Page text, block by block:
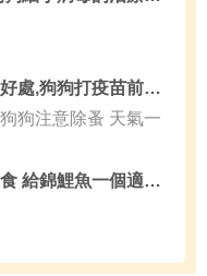
狗狗佩戴牽引繩的好處,狗狗打疫苗前要注意的幾個問題
狗注意除蚤 天氣一
新買的錦鯉怎麼喂食 給錦鯉魚一個適應期